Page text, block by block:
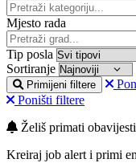
Mjesto rada
Tip posla
Sortiranje
Primijeni filtere
Poništi filtere
Želiš primati
Kreiraj job alert i primi